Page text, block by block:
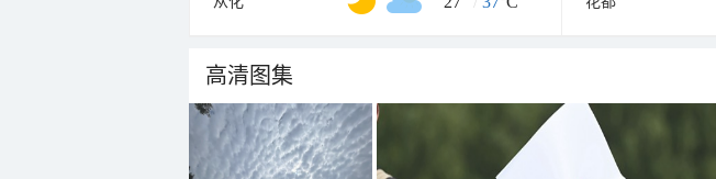
高清图集